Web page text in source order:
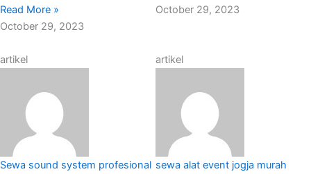
Read More »
October 29, 2023
October 29, 2023
artikel
Sewa sound system profesional
artikel
sewa alat event jogja murah